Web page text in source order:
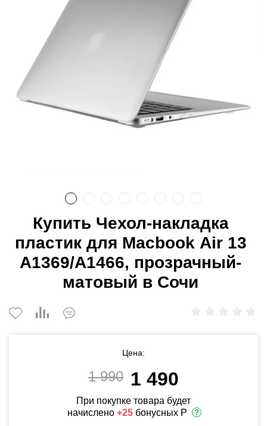
Купить Чехол-накладка
пластик для Macbook Air 13
A1369/A1466, прозрачный-
матовый в Сочи
Цена:
1 990 1 490
При покупке товара будет
начислено +25бонусных Р